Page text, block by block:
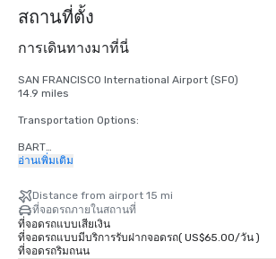
สถานที่ตั้ง
การเดินทางมาที่นี่
SAN FRANCISCO International Airport (SFO)
14.9 miles
Transportation Options:
BART
Adults
STREETCAR
Hours: Mon to Fri - 4am to midnight, Saturday -
Sunday - 8am to midnight.
Free
อ่านเพิ่มเติม
Distance from airport 15 mi
ที่จอดรถภายในสถานที่
ที่จอดรถแบบเสียเงิน
ที่จอดรถแบบมีบริการรับฝากจอดรถ( US$65.00/วัน)
ที่จอดรถริมถนน